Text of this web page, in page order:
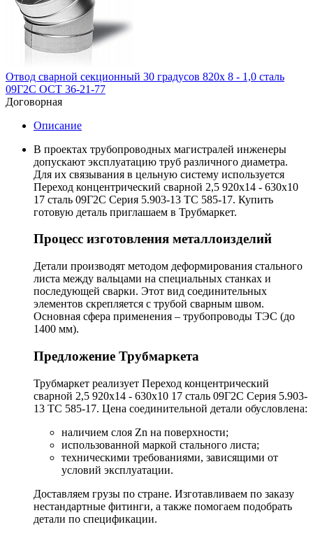
Отвод сварной секционный 30 градусов 820х 8 - 1,0 сталь
09Г2С ОСТ 36-21-77
Договорная
Описание
В проектах трубопроводных магистралей инженеры
допускают эксплуатацию труб различного диаметра.
Для их связывания в цельную систему используется
Переход концентрический сварной 2,5 920х14 - 630х10
17 сталь 09Г2С Серия 5.903-13 ТС 585-17. Купить
готовую деталь приглашаем в Трубмаркет.
Процесс изготовления металлоизделий
Детали производят методом деформирования стального
листа между вальцами на специальных станках и
последующей сварки. Этот вид соединительных
элементов скрепляется с трубой сварным швом.
Основная сфера применения – трубопроводы ТЭС (до
1400 мм).
Предложение Трубмаркета
Трубмаркет реализует Переход концентрический
сварной 2,5 920х14 - 630х10 17 сталь 09Г2С Серия 5.903-
13 ТС 585-17. Цена соединительной детали обусловлена:
наличием слоя Zn на поверхности;
использованной маркой стального листа;
техническими требованиями, зависящими от
условий эксплуатации.
Доставляем грузы по стране. Изготавливаем по заказу
нестандартные фитинги, а также помогаем подобрать
детали по спецификации.